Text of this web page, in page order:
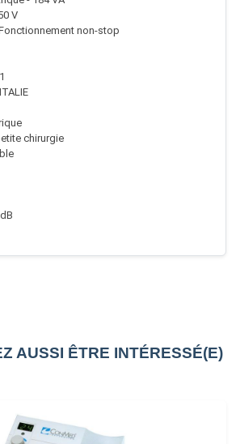
V
non-stop
chirurgie
AUSSI ÊTRE INTÉRESSÉ(E)